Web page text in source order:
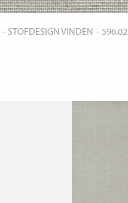
– STOFDESIGN VINDEN – 596.02